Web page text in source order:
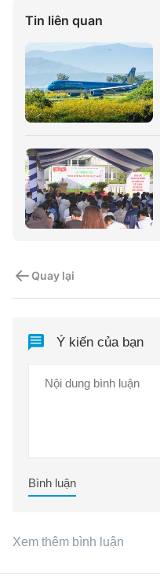
Tin liên quan
Quay lại
Ý kiến của bạn
Bình luận
Xem thêm bình luận